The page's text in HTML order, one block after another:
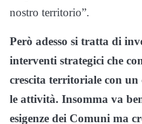
nostro territorio”.
Però adesso si tratta di
interventi strategici che
crescita territoriale con
le attività. Insomma va
esigenze dei Comuni ma